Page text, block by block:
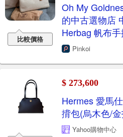
比較價格
Oh My
的中古選物店
Herbag 帆布
Pinkoi
$ 273,600
Hermes 愛馬
揹包(烏木色/
Yahoo購物中心